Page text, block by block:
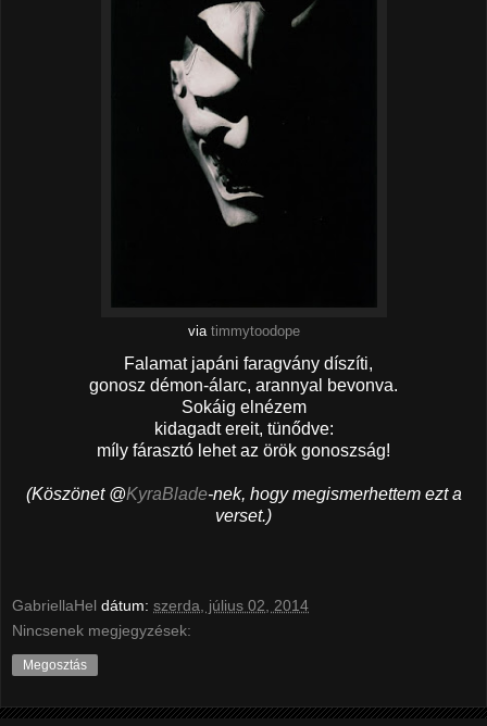
via timmytoodope
Falamat japáni faragvány díszíti,
gonosz démon-álarc, arannyal bevonva.
Sokáig elnézem
kidagadt ereit, tünődve:
míly fárasztó lehet az örök gonoszság!
(Köszönet @KyraBlade-nek, hogy megismerhettem ezt a
verset.)
GabriellaHel dátum: szerda, július 02, 2014
Nincsenek megjegyzések:
Megosztás